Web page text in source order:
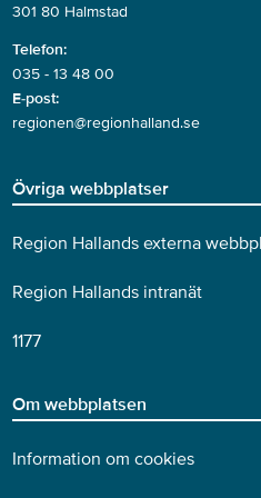
301 80 Halmstad
Telefon:
035 - 13 48 00
E-post:
regionen@regionhalland.se
Övriga webbplatser
Region Hallands externa
Region Hallands intranät
1177
Om webbplatsen
Information om cookies